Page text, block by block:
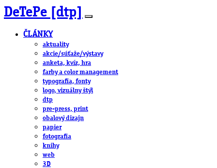
DeTePe [dtp]
ČLÁNKY
aktuality
akcie/súťaže/výstavy
anketa, kvíz, hra
farby a color management
typografia, fonty
logo, vizuálny štýl
dtp
pre-press, print
obalový dizajn
papier
fotografia
knihy
web
3D